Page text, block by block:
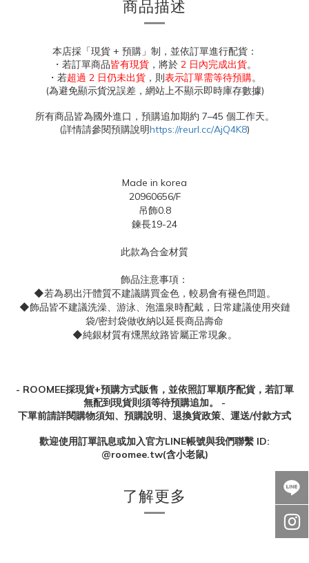
商品描述
本店採「現貨 + 預購」制，並依訂單進行配貨：
・若訂單商品皆有現貨 ，將於 2 日內完成出貨。
・若超過 2 日仍未出貨 ，則表示訂單需等待預購。
(為避免顯示貨況誤差，網站上不顯示即時庫存數據)
所有商品皆為國外進口，預購追加期約 7–45 個工作天。
(詳情請參閱預購說明https://reurl.cc/AjQ4K8)
Made in korea
20960656/F
吊飾0.8
鍊長19-24
此款為合金材質
飾品注意事項：
◆若為易出汗體質不建議購買金色，較易會有褪色問題。
◆飾品皆不建議洗澡、游泳、泡溫泉時配戴，日常建議使用夾鏈
袋/密封袋做收納以延長商品壽命
◆純銀材質有燻黑紋路皆屬正常現象。
- ROOMEE採現貨+預購方式販售，並依照訂單順序配貨，若訂單
無配到現貨則須等待預購追加。 -
下單前請詳閱購物須知、預購說明、退換貨政策、運送/付款方式
歡迎使用訂單訊息或加入官方LINE帳號與我們聯繫 ID:
@roomee.tw(含小老鼠)
了解更多